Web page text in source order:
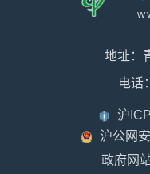
地址：
电话
沪
沪公网
政府网